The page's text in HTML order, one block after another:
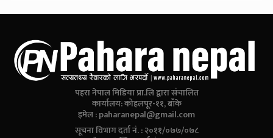
पहरा नेपाल मिडिया प्रा.लि द्वारा संचालित
कार्यालय: कोहलपूर-११, बाँके
इमेल :paharanepal@gmail.com
सूचना विभाग दर्ता नं. : २०११/०७७/०७८